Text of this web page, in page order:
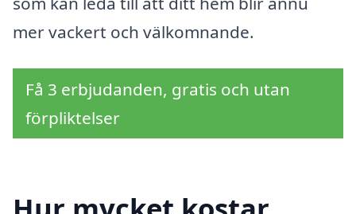
mer vackert och välkomnande.
Få 3 erbjudanden, gratis och utan
förpliktelser